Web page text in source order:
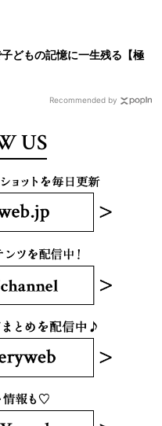
子どもの記憶に一生残る【極
Recommended by
US